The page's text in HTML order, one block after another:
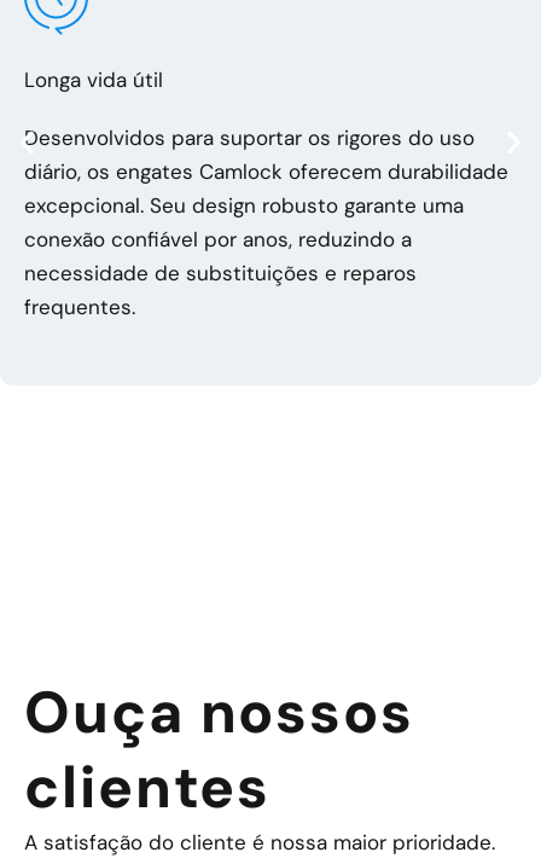
Longa vida útil
Desenvolvidos para suportar os rigores do uso
diário, os engates Camlock oferecem durabilidade
excepcional. Seu design robusto garante uma
conexão confiável por anos, reduzindo a
necessidade de substituições e reparos
frequentes.
Ouça nossos
clientes
A satisfação do cliente é nossa maior prioridade.